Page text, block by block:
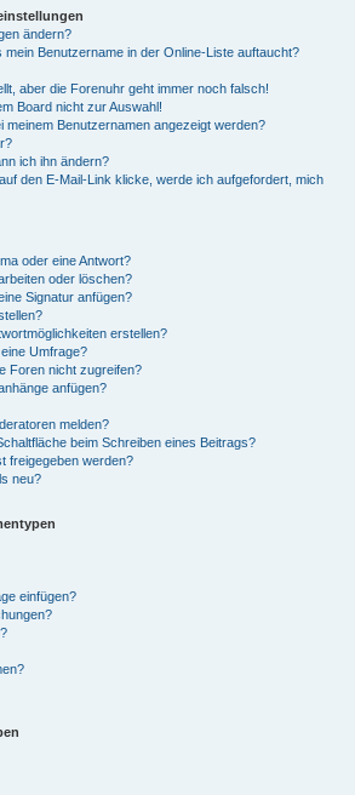
ändern?
Benutzername in der Online-Liste auftaucht?
aber die Forenuhr geht immer noch falsch!
Board nicht zur Auswahl!
meinem Benutzernamen angezeigt werden?
ich ihn ändern?
den E-Mail-Link klicke, werde ich aufgefordert, mich
oder eine Antwort?
oder löschen?
Signatur anfügen?
erstellen?
Umfrage?
Foren nicht zugreifen?
anfügen?
melden?
beim Schreiben eines Beitrags?
freigegeben werden?
neu?
einfügen?